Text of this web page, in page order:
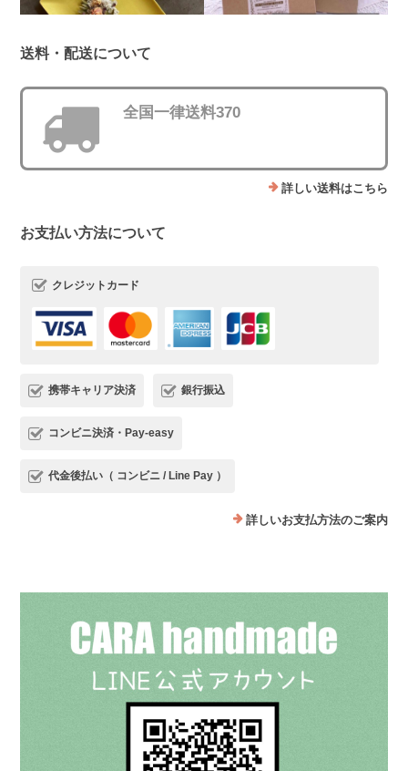
送料・配送について
全国一律送料370
詳しい送料はこちら
お支払い方法について
クレジットカード
携帯キャリア決済 銀行振込
コンビニ決済・Pay-easy
代金後払い（ コンビニ / Line Pay ）
詳しいお支払方法のご案内